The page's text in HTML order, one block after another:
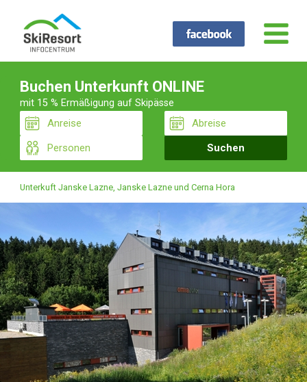
Buchen Unterkunft ONLINE
mit 15 % Ermäßigung auf Skipässe
Unterkuft Janske Lazne, Janske Lazne und Cerna Hora